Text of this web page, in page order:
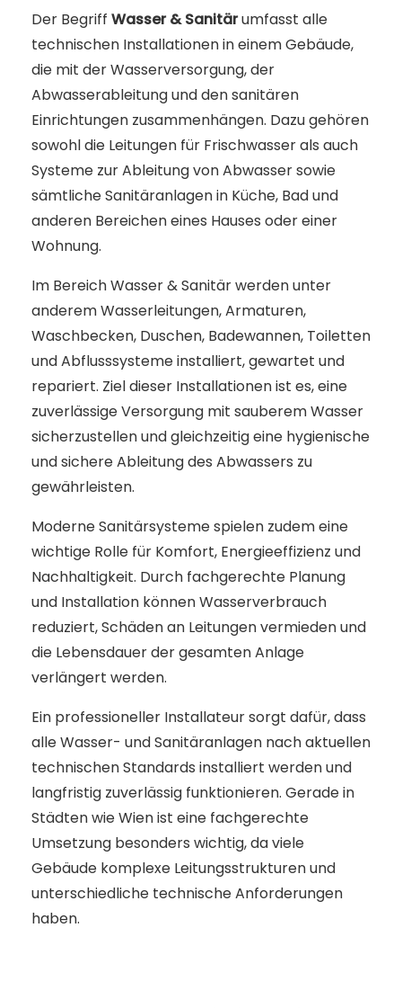
Der Begriff Wasser & Sanitärumfasst alle
technischen Installationen in einem Gebäude,
die mit der Wasserversorgung, der
Abwasserableitung und den sanitären
Einrichtungen zusammenhängen. Dazu gehören
sowohl die Leitungen für Frischwasser als auch
Systeme zur Ableitung von Abwasser sowie
sämtliche Sanitäranlagen in Küche, Bad und
anderen Bereichen eines Hauses oder einer
Wohnung.
Im Bereich Wasser & Sanitär werden unter
anderem Wasserleitungen, Armaturen,
Waschbecken, Duschen, Badewannen, Toiletten
und Abflusssysteme installiert, gewartet und
repariert. Ziel dieser Installationen ist es, eine
zuverlässige Versorgung mit sauberem Wasser
sicherzustellen und gleichzeitig eine hygienische
und sichere Ableitung des Abwassers zu
gewährleisten.
Moderne Sanitärsysteme spielen zudem eine
wichtige Rolle für Komfort, Energieeffizienz und
Nachhaltigkeit. Durch fachgerechte Planung
und Installation können Wasserverbrauch
reduziert, Schäden an Leitungen vermieden und
die Lebensdauer der gesamten Anlage
verlängert werden.
Ein professioneller Installateur sorgt dafür, dass
alle Wasser- und Sanitäranlagen nach aktuellen
technischen Standards installiert werden und
langfristig zuverlässig funktionieren. Gerade in
Städten wie Wien ist eine fachgerechte
Umsetzung besonders wichtig, da viele
Gebäude komplexe Leitungsstrukturen und
unterschiedliche technische Anforderungen
haben.